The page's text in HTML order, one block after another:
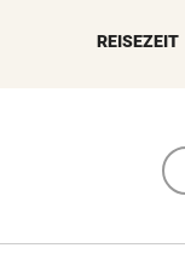
REISEZEIT